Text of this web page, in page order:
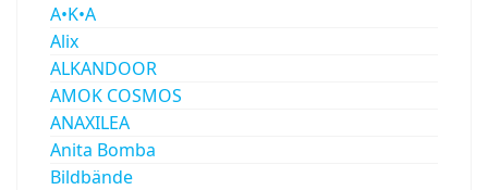
A•K•A
Alix
ALKANDOOR
AMOK COSMOS
ANAXILEA
Anita Bomba
Bildbände